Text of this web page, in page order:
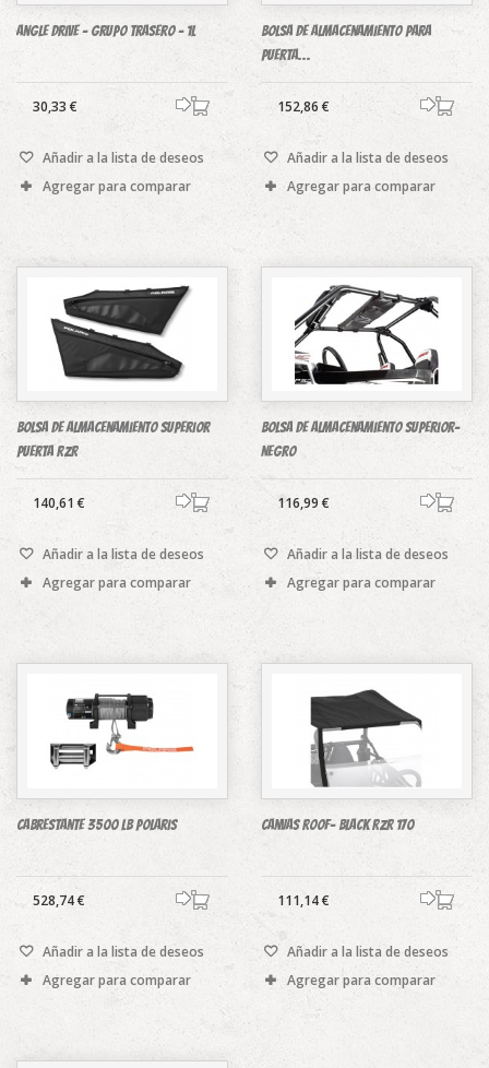
Angle Drive - Grupo trasero - 1L
30,33 €
Añadir a la lista de deseos
Agregar para comparar
Bolsa de almacenamiento para
puerta...
152,86 €
Añadir a la lista de deseos
Agregar para comparar
Bolsa de almacenamiento superior
puerta RZR
140,61 €
Añadir a la lista de deseos
Agregar para comparar
Bolsa de almacenamiento superior-
Negro
116,99 €
Añadir a la lista de deseos
Agregar para comparar
Cabrestante 3500 Lb Polaris
528,74 €
Añadir a la lista de deseos
Agregar para comparar
Canvas Roof- Black RZR 170
111,14 €
Añadir a la lista de deseos
Agregar para comparar